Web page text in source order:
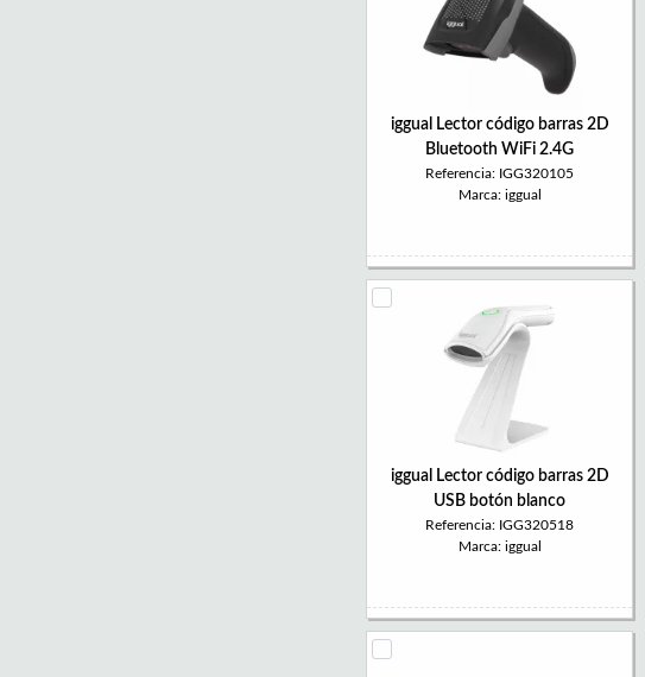
iggual Lector código barras 2D
Bluetooth WiFi 2.4G
Referencia: IGG320105
Marca: iggual
iggual Lector código barras 2D
USB botón blanco
Referencia: IGG320518
Marca: iggual